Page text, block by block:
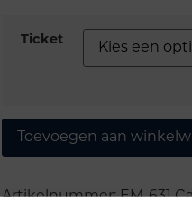
Ticket
Toevoegen aan
Artikelnummer:EM-631